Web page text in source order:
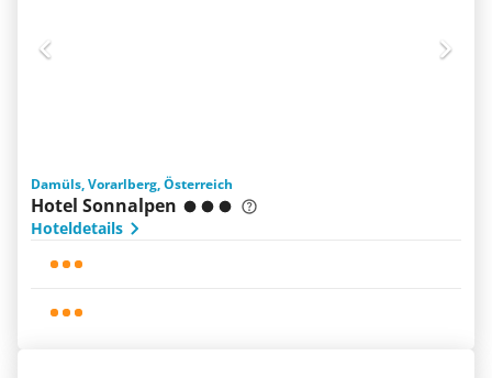
Damüls, Vorarlberg, Österreich
Hotel Sonnalpen
Hoteldetails